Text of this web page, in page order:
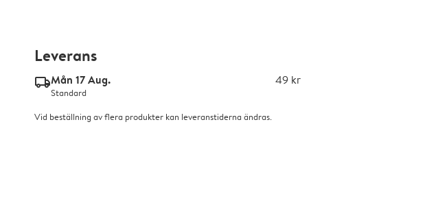
Leverans
delivery_standard_v2Mån 17 Aug. 49 kr
Standard
Vid beställning av flera produkter kan leveranstiderna ändras.